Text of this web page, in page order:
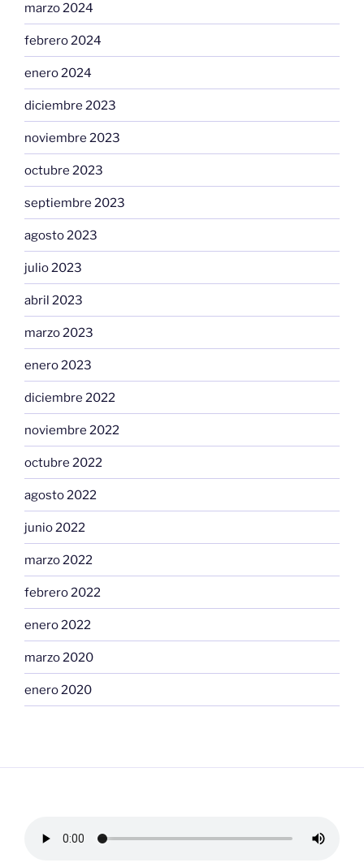
marzo 2024
febrero 2024
enero 2024
diciembre 2023
noviembre 2023
octubre 2023
septiembre 2023
agosto 2023
julio 2023
abril 2023
marzo 2023
enero 2023
diciembre 2022
noviembre 2022
octubre 2022
agosto 2022
junio 2022
marzo 2022
febrero 2022
enero 2022
marzo 2020
enero 2020